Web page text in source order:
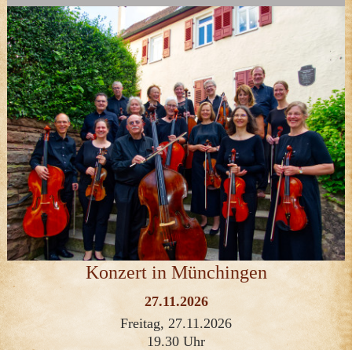
Konzert in Münchingen
27.11.2026
Freitag, 27.11.2026
19.30 Uhr